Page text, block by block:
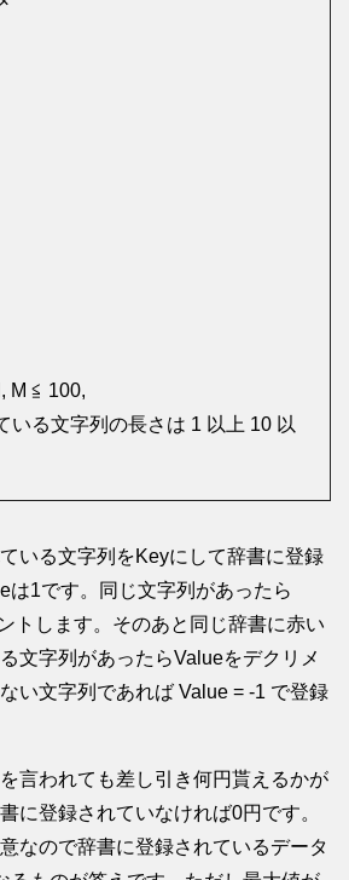
M ≦ 100,
いる文字列の長さは 1 以上 10 以
いる文字列をKeyにして辞書に登録
は1です。同じ文字列があったら
トします。そのあと同じ辞書に赤い
文字列があったらValueをデクリメ
い文字列であれば Value = -1 で登録
言われても差し引き何円貰えるかが
に登録されていなければ0円です。
なので辞書に登録されているデータ